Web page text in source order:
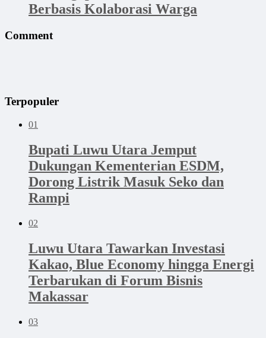
Berbasis Kolaborasi Warga
Comment
Terpopuler
01
Bupati Luwu Utara Jemput
Dukungan Kementerian ESDM,
Dorong Listrik Masuk Seko dan
Rampi
02
Luwu Utara Tawarkan Investasi
Kakao, Blue Economy hingga Energi
Terbarukan di Forum Bisnis
Makassar
03